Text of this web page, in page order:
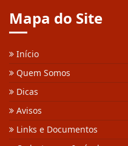
Mapa do Site
Início
Quem Somos
Dicas
Avisos
Links e Documentos